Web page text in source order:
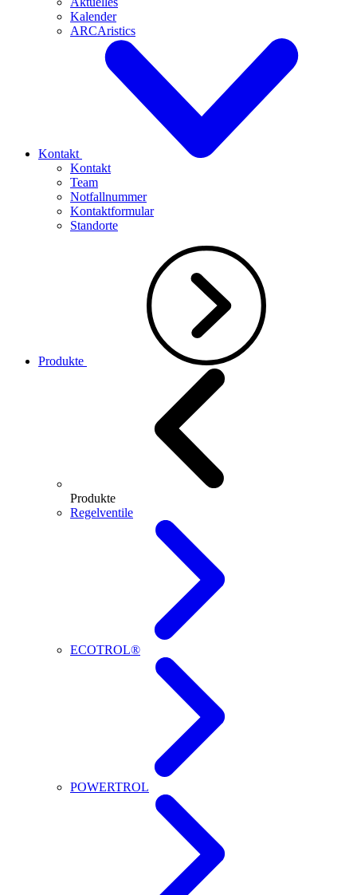
Kalender
ARCAristics
Kontakt
Kontakt
Team
Notfallnummer
Kontaktformular
Standorte
Produkte
Produkte
Regelventile
ECOTROL®
POWERTROL